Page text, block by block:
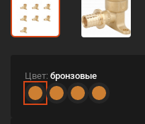
Цвет: бронзовые